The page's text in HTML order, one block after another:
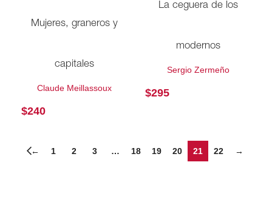
Mujeres, graneros y
capitales
Claude Meillassoux
$240
La ceguera de los
modernos
Sergio Zermeño
$295
← 1 2 3 … 18 19 20 21 22 →